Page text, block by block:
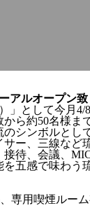
アルオープン
」として今月
ら約50名様ま
シンボルと
ー、三線な
待、会議、
五感で味わう
専用喫煙ルー